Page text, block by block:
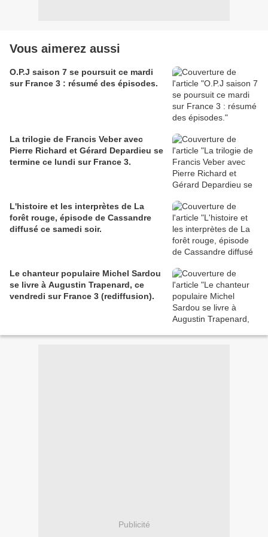
Vous aimerez aussi
O.P.J saison 7 se poursuit ce mardi
sur France 3 : résumé des épisodes.
La trilogie de Francis Veber avec
Pierre Richard et Gérard Depardieu se
termine ce lundi sur France 3.
L'histoire et les interprètes de La
forêt rouge, épisode de Cassandre
diffusé ce samedi soir.
Le chanteur populaire Michel Sardou
se livre à Augustin Trapenard, ce
vendredi sur France 3 (rediffusion).
Publicité